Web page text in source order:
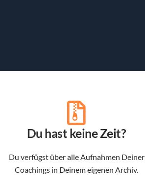
Du hast keine Zeit?
Du verfügst über alle Aufnahmen Deiner
Coachings in Deinem eigenen Archiv.